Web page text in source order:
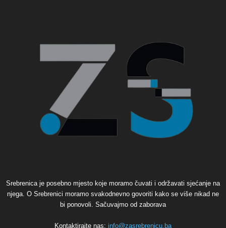
Srebrenica je posebno mjesto koje moramo čuvati i održavati sjećanje na
njega. O Srebrenici moramo svakodnevno govoriti kako se više nikad ne
bi ponovoli. Sačuvajmo od zaborava
Kontaktirajte nas: info@zasrebrenicu.ba